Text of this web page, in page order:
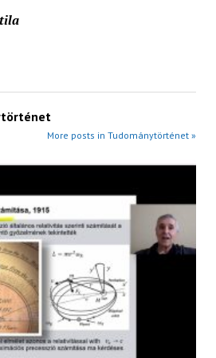
More posts in Tudománytörténet »